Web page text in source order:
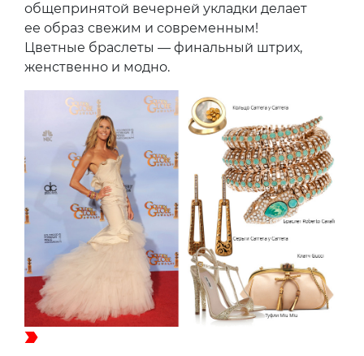
общепринятой вечерней укладки делает
ее образ свежим и современным!
Цветные браслеты — финальный штрих,
женственно и модно.